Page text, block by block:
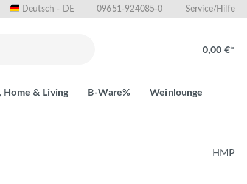
Deutsch - DE 09651-924085-0 Service/Hilfe
0,00 €*
Home & Living B-Ware% Weinlounge
HMP